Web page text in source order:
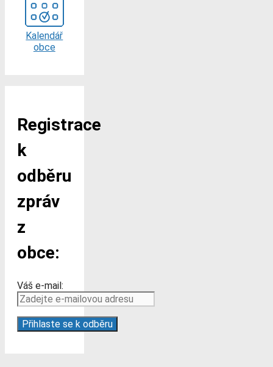
Kalendář
obce
Registrace
k
odběru
zpráv
z
obce:
Váš e-mail: